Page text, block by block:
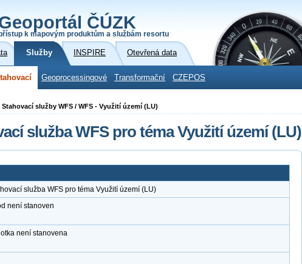
ČÚZK
k mapovým produktům a službám resortu
Služby INSPIRE Otevřená data
Geoprocessingové Transformační CZEPOS
služby WFS / WFS - Využití území (LU)
služba WFS pro téma Využití území (LU)
služba WFS pro téma Využití území (LU)
není stanoven
není stanovena